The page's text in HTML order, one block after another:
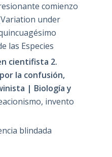
comienzo
under
las Especies
cientifista 2.
la confusión,
| Biología y
invento
blindada